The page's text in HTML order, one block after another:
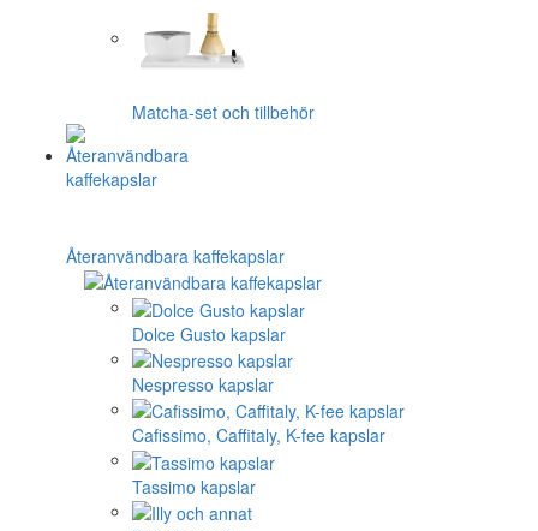
Matcha-set och tillbehör
Återanvändbara kaffekapslar
Dolce Gusto kapslar
Nespresso kapslar
Cafissimo, Caffitaly, K-fee kapslar
Tassimo kapslar